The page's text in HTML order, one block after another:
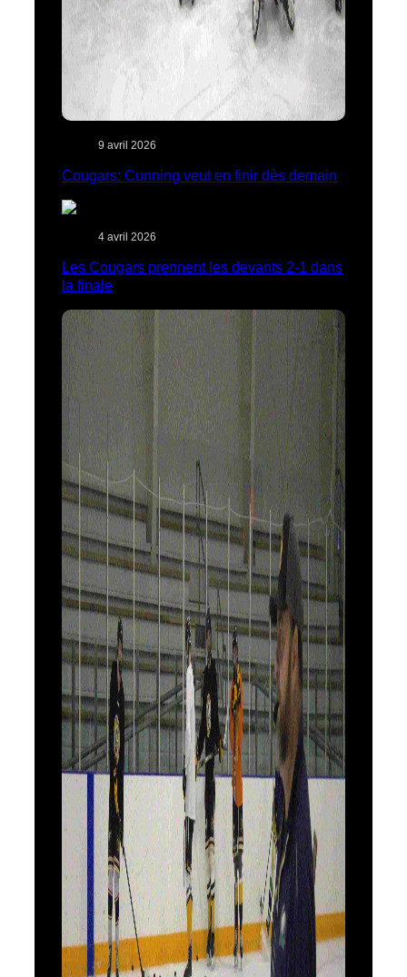
9 avril 2026
Cougars: Cunning veut en finir dès demain
4 avril 2026
Les Cougars prennent les devants 2-1 dans
la finale